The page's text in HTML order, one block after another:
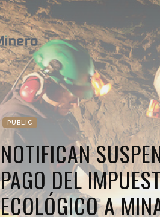
PUBLIC
NOTIFICAN
PAGO DEL
ECOLÓGICO A